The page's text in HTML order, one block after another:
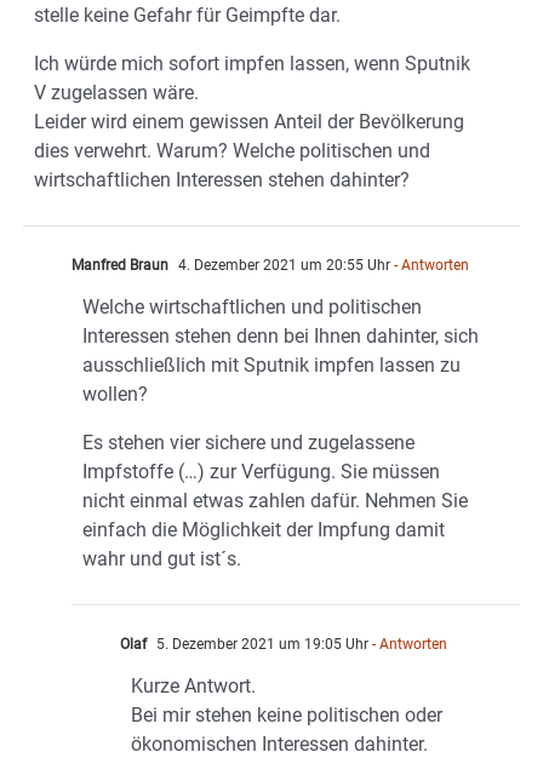
stelle keine Gefahr für Geimpfte dar.
Ich würde mich sofort impfen lassen, wenn Sputnik
V zugelassen wäre.
Leider wird einem gewissen Anteil der Bevölkerung
dies verwehrt. Warum? Welche politischen und
wirtschaftlichen Interessen stehen dahinter?
Manfred Braun 4. Dezember 2021 um 20:55 Uhr - Antworten
Welche wirtschaftlichen und politischen
Interessen stehen denn bei Ihnen dahinter, sich
ausschließlich mit Sputnik impfen lassen zu
wollen?
Es stehen vier sichere und zugelassene
Impfstoffe (…) zur Verfügung. Sie müssen
nicht einmal etwas zahlen dafür. Nehmen Sie
einfach die Möglichkeit der Impfung damit
wahr und gut ist´s.
Olaf 5. Dezember 2021 um 19:05 Uhr - Antworten
Kurze Antwort.
Bei mir stehen keine politischen oder
ökonomischen Interessen dahinter.